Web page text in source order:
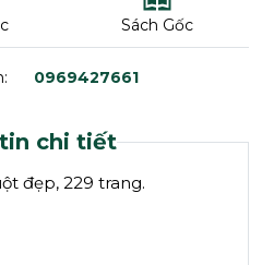
Sách Gốc
0969427661
chi tiết
đẹp, 229 trang.